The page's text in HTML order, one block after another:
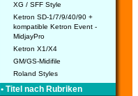
XG / SFF Style
Ketron SD-1/7/9/40/90 +
kompatible Ketron Event -
MidjayPro
Ketron X1/X4
GM/GS-Midifile
Roland Styles
• Titel nach Rubriken